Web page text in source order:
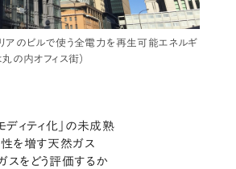
アのビルで使う全電力を再生可能エネルギ
の内オフィス街）
ディティ化」の未成熟
性を増す天然ガス
をどう評価するか